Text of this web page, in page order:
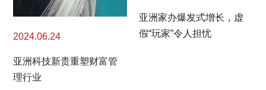
2024.06.24
亚洲科技新贵重塑财富管
理行业
亚洲家办爆发式增长，虚
假“玩家”令人担忧